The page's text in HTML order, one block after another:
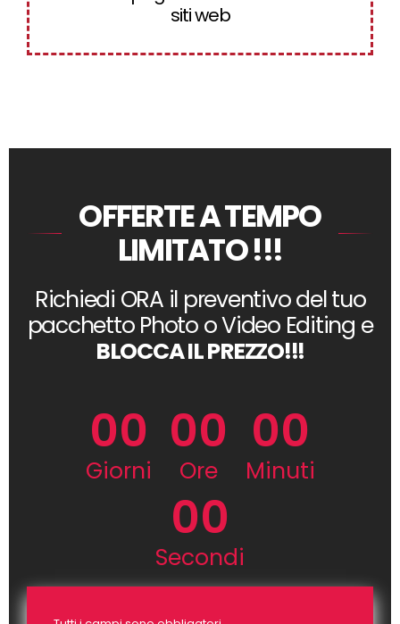
siti web
OFFERTE A TEMPO
LIMITATO !!!
Richiedi ORA il preventivo del tuo
pacchetto Photo o Video Editing e
BLOCCA IL PREZZO!!!
00
Giorni
00
Ore
00
Minuti
00
Secondi